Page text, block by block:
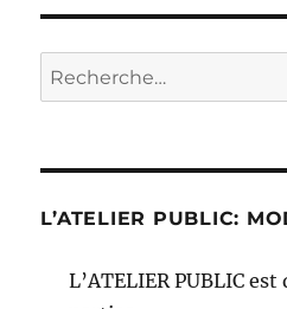
Recherche
pour :
L’ATELIER PUBLIC:
L’ATELIER PUBLIC